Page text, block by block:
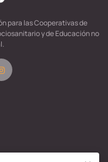
para las Cooperativas de
y de Educación no